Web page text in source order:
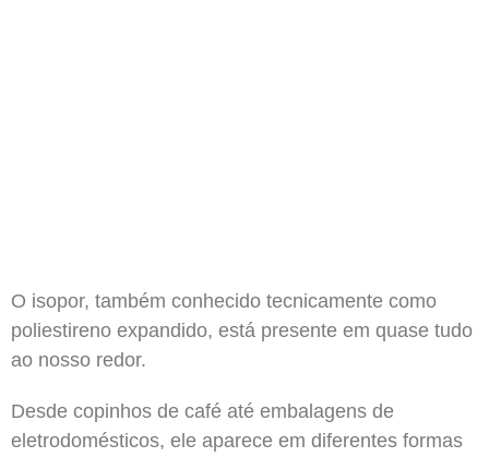
O isopor, também conhecido tecnicamente como
poliestireno expandido, está presente em quase tudo
ao nosso redor.
Desde copinhos de café até embalagens de
eletrodomésticos, ele aparece em diferentes formas